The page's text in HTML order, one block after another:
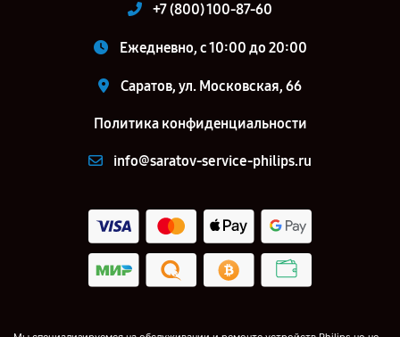
+7 (800) 100-87-60
Ежедневно, с 10:00 до 20:00
Саратов, ул. Московская, 66
Политика конфиденциальности
info@saratov-service-philips.ru